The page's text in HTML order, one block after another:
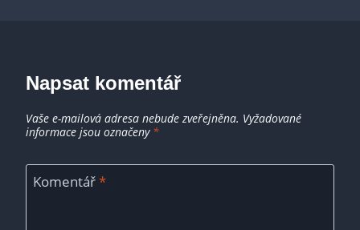
Napsat komentář
Vaše e-mailová adresa nebude zveřejněna. Vyžadované
informace jsou označeny *
Komentář*